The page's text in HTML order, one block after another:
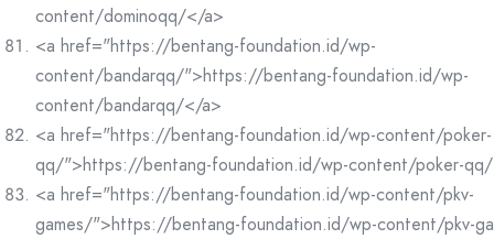
content/dominoqq/</a>
<a href="https://bentang-foundation.id/wp-
content/bandarqq/">https://bentang-foundation.id/wp-
content/bandarqq/</a>
<a href="https://bentang-foundation.id/wp-content/poker-
qq/">https://bentang-foundation.id/wp-content/poker-
<a href="https://bentang-foundation.id/wp-content/pkv-
games/">https://bentang-foundation.id/wp-content/pkv-